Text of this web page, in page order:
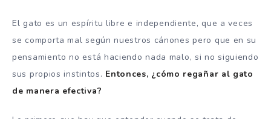
El gato es un espíritu libre e independiente, que a veces
se comporta mal según nuestros cánones pero que en su
pensamiento no está haciendo nada malo, si no siguiendo
sus propios instintos. Entonces, ¿cómo regañar al gato
de manera efectiva?